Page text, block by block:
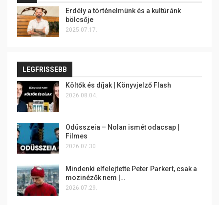
Erdély a történelmünk és a kultúránk
bölcsője
2025.07.17.
LEGFRISSEBB
Költők és díjak | Könyvjelző Flash
2026.08.04.
Odüsszeia – Nolan ismét odacsap |
Filmes
2026.07.30.
Mindenki elfelejtette Peter Parkert, csak a
mozinézők nem |…
2026.07.29.